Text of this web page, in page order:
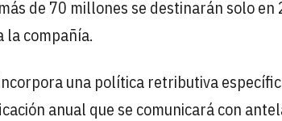
de 70 millones se destinarán solo en
la compañía.
una política retributiva
anual que se comunicará con